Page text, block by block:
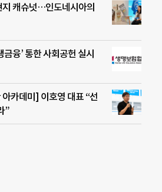
지 캐슈넛…인도네시아의
금융’ 통한 사회공헌 실시
카데미] 이호영 대표 “선
”